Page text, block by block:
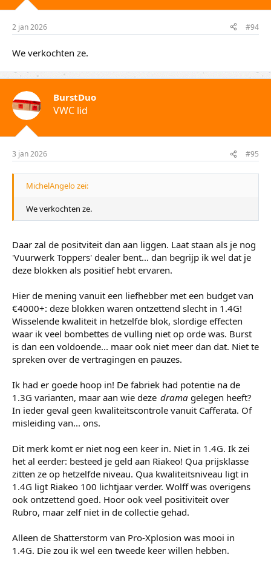
2 jan 2026 #94
We verkochten ze.
BurstDuo
VWC lid
3 jan 2026 #95
MichelAngelo zei:
We verkochten ze.
Daar zal de positviteit dan aan liggen. Laat staan als je nog
'Vuurwerk Toppers' dealer bent... dan begrijp ik wel dat je
deze blokken als positief hebt ervaren.
Hier de mening vanuit een liefhebber met een budget van
€4000+: deze blokken waren ontzettend slecht in 1.4G!
Wisselende kwaliteit in hetzelfde blok, slordige effecten
waar ik veel bombettes de vulling niet op orde was. Burst
is dan een voldoende... maar ook niet meer dan dat. Niet te
spreken over de vertragingen en pauzes.
Ik had er goede hoop in! De fabriek had potentie na de
1.3G varianten, maar aan wie deze drama gelegen heeft?
In ieder geval geen kwaliteitscontrole vanuit Cafferata. Of
misleiding van... ons.
Dit merk komt er niet nog een keer in. Niet in 1.4G. Ik zei
het al eerder: besteed je geld aan Riakeo! Qua prijsklasse
zitten ze op hetzelfde niveau. Qua kwaliteitsniveau ligt in
1.4G ligt Riakeo 100 lichtjaar verder. Wolff was overigens
ook ontzettend goed. Hoor ook veel positiviteit over
Rubro, maar zelf niet in de collectie gehad.
Alleen de Shatterstorm van Pro-Xplosion was mooi in
1.4G. Die zou ik wel een tweede keer willen hebben.